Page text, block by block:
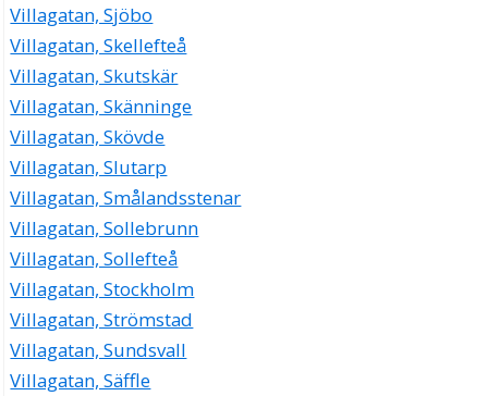
Villagatan, Sjöbo
Villagatan, Skellefteå
Villagatan, Skutskär
Villagatan, Skänninge
Villagatan, Skövde
Villagatan, Slutarp
Villagatan, Smålandsstenar
Villagatan, Sollebrunn
Villagatan, Sollefteå
Villagatan, Stockholm
Villagatan, Strömstad
Villagatan, Sundsvall
Villagatan, Säffle